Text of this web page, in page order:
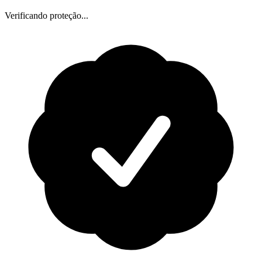
Verificando proteção...